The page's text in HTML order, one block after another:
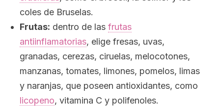
coles de Bruselas.
Frutas: dentro de las frutas
antiinflamatorias, elige fresas, uvas,
granadas, cerezas, ciruelas, melocotones,
manzanas, tomates, limones, pomelos, limas
y naranjas, que poseen antioxidantes, como
licopeno, vitamina C y polifenoles.